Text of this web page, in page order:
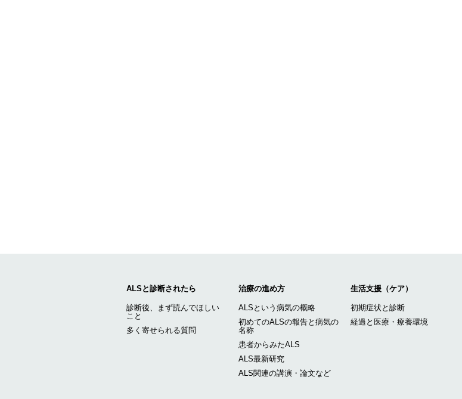
ALSと診断されたら
診断後、まず読んでほしい
こと
多く寄せられる質問
治療の進め方
ALSという病気の概略
初めてのALSの報告と病気の
名称
患者からみたALS
ALS最新研究
ALS関連の講演・論文など
生活支援（ケア）
初期症状と診断
経過と医療・療養環境